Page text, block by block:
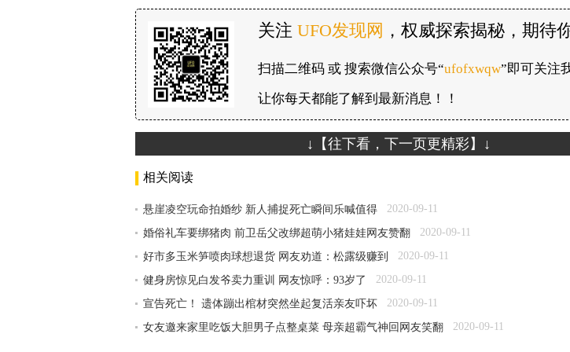
关注 UFO发现网 ，权威探索揭秘，期待
扫描二维码 或 搜索微信公众号“ufofxwqw”即可关注
让你每天都能了解到最新消息！！
↓【往下看，下一页更精彩】↓
相关阅读
悬崖凌空玩命拍婚纱 新人捕捉死亡瞬间乐喊值得 2020-09-11
婚俗礼车要绑猪肉 前卫岳父改绑超萌小猪娃娃网友赞翻 2020-09-11
好市多玉米笋喷肉球想退货 网友劝道：松露级赚到 2020-09-11
健身房惊见白发爷卖力重训 网友惊呼：93岁了 2020-09-11
宣告死亡！ 遗体蹦出棺材突然坐起复活亲友吓坏 2020-09-11
女友邀来家里吃饭大胆男子点整桌菜 母亲超霸气神回网友笑翻 2020-09-11